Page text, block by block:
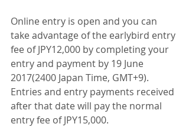
Online entry is open and you can
take advantage of the earlybird entry
fee of JPY12,000 by completing your
entry and payment by 19 June
2017(2400 Japan Time, GMT+9).
Entries and entry payments received
after that date will pay the normal
entry fee of JPY15,000.